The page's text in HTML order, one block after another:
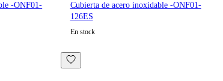
-ONF01-
Cubierta de acero inoxidable -ONF01-
126ES
En stock